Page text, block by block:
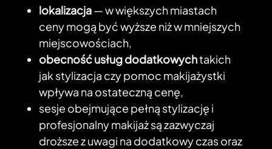
lokalizacja— w większych miastach
ceny mogą być wyższe niż w mniejszych
miejscowościach,
obecność usług dodatkowychtakich
jak stylizacja czy pomoc makijażystki
wpływa na ostateczną cenę,
sesje obejmujące pełną stylizację i
profesjonalny makijaż są zazwyczaj
droższe z uwagi na dodatkowy czas oraz